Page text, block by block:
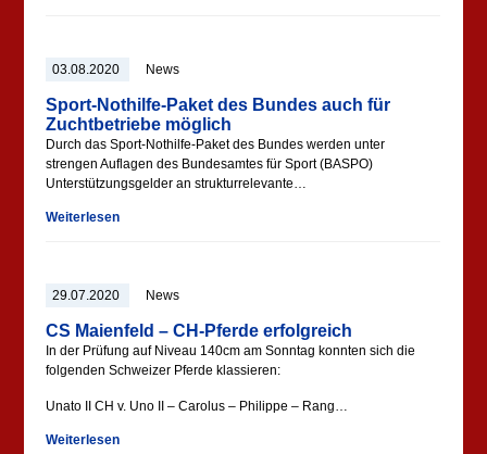
03.08.2020 News
Sport-Nothilfe-Paket des Bundes auch für
Zuchtbetriebe möglich
Durch das Sport-Nothilfe-Paket des Bundes werden unter
strengen Auflagen des Bundesamtes für Sport (BASPO)
Unterstützungsgelder an strukturrelevante…
Weiterlesen
29.07.2020 News
CS Maienfeld – CH-Pferde erfolgreich
In der Prüfung auf Niveau 140cm am Sonntag konnten sich die
folgenden Schweizer Pferde klassieren:
Unato II CH v. Uno II – Carolus – Philippe – Rang…
Weiterlesen